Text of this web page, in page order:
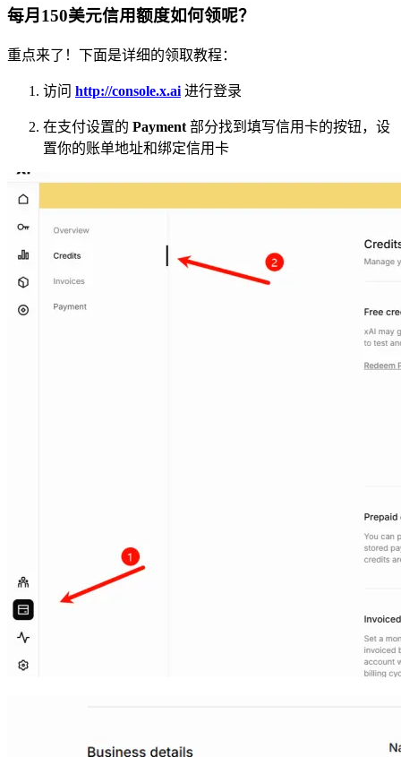
每月150美元信用额度如何领呢？
重点来了！下面是详细的领取教程：
访问 http://console.x.ai 进行登录
在支付设置的 Payment 部分找到填写信用卡的按钮，设
置你的账单地址和绑定信用卡